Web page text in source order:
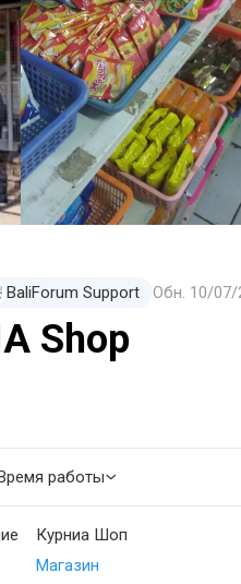
BaliForum Support Обн. 10/07/
Shop
работы
Курниа Шоп
Магазин